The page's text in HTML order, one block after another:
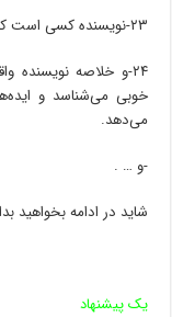
۲۳-نویسنده کسی است که گاهی بایستی ننویسد و فقط نظاره‌گر باشد.
۲۴-و خلاصه
خوبی می‌شناسد و
می‌دهد.
-و … .
شاید در ادامه بخواهید
یک پیشنهاد